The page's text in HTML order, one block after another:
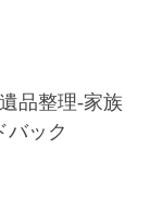
品整理-家族
バック